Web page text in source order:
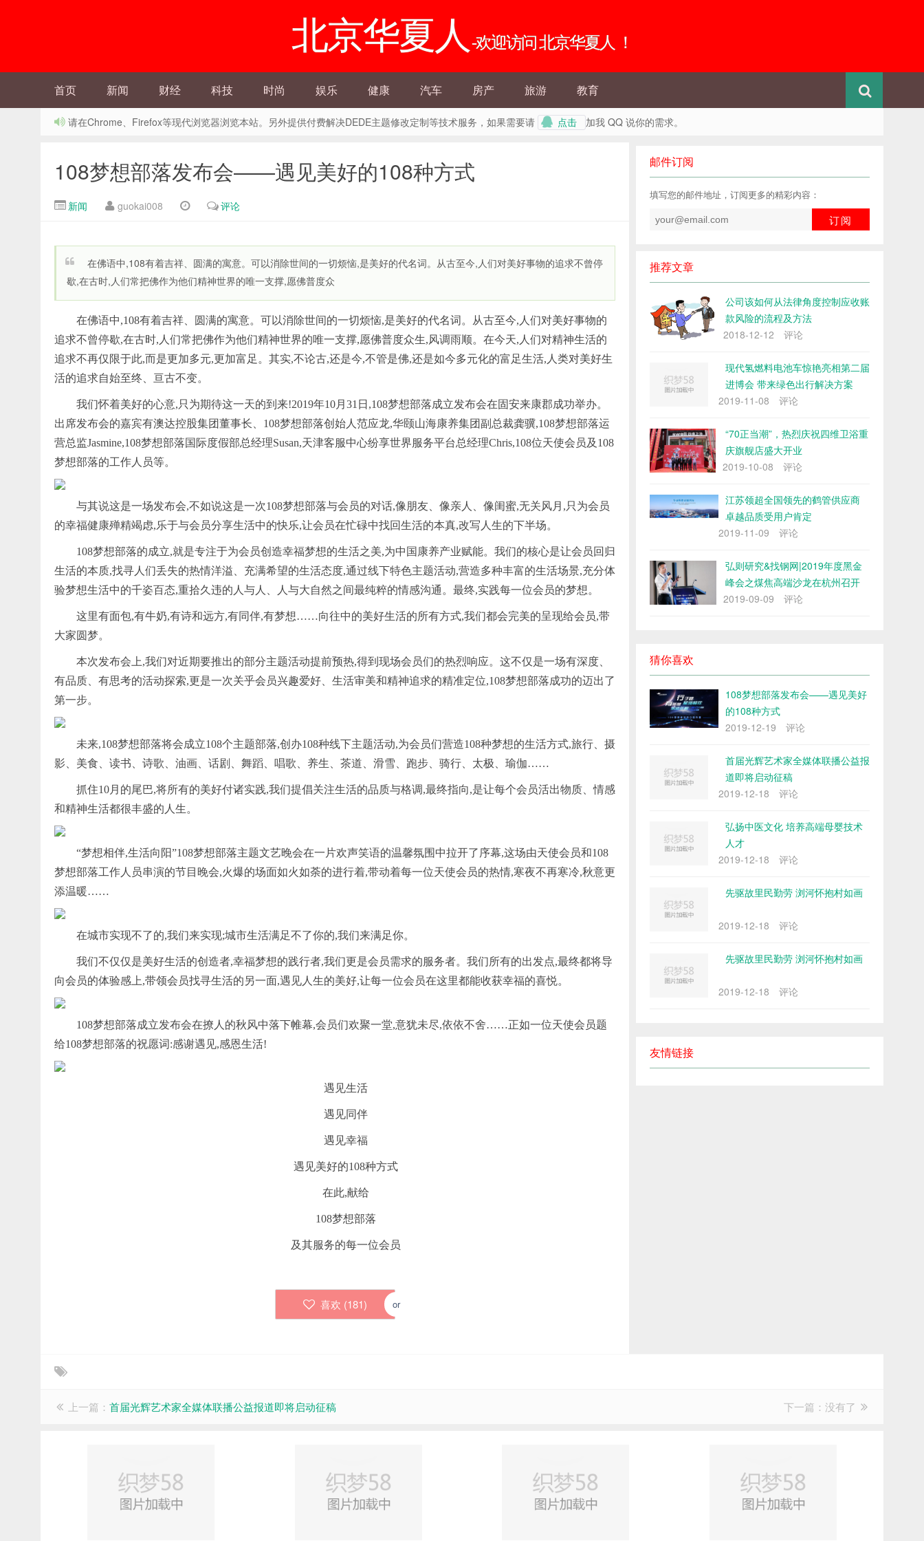
北京华夏人 -欢迎访问 北京华夏人 ！
首页 新闻 财经 科技 时尚 娱乐 健康 汽车 房产 旅游 教育
请在Chrome、Firefox等现代浏览器浏览本站。另外提供付费解决DEDE主题修改定制等技术服务，如果需要请 点击 加我 QQ 说你的需求。
108梦想部落发布会——遇见美好的108种方式
新闻 guokai008 评论
在佛语中,108有着吉祥、圆满的寓意。可以消除世间的一切烦恼,是美好的代名词。从古至今,人们对美好事物的追求不曾停
歇,在古时,人们常把佛作为他们精神世界的唯一支撑,愿佛普度众
在佛语中,108有着吉祥、圆满的寓意。可以消除世间的一切烦恼,是美好的代名词。从古至今,人们对美好事物的
追求不曾停歇,在古时,人们常把佛作为他们精神世界的唯一支撑,愿佛普度众生,风调雨顺。在今天,人们对精神生活的
追求不再仅限于此,而是更加多元,更加富足。其实,不论古,还是今,不管是佛,还是如今多元化的富足生活,人类对美好生
活的追求自始至终、亘古不变。
我们怀着美好的心意,只为期待这一天的到来!2019年10月31日,108梦想部落成立发布会在固安来康郡成功举办。
出席发布会的嘉宾有澳达控股集团董事长、108梦想部落创始人范应龙,华颐山海康养集团副总裁龚骥,108梦想部落运
营总监Jasmine,108梦想部落国际度假部总经理Susan,天津客服中心纷享世界服务平台总经理Chris,108位天使会员及108
梦想部落的工作人员等。
与其说这是一场发布会,不如说这是一次108梦想部落与会员的对话,像朋友、像亲人、像闺蜜,无关风月,只为会员
的幸福健康殚精竭虑,乐于与会员分享生活中的快乐,让会员在忙碌中找回生活的本真,改写人生的下半场。
108梦想部落的成立,就是专注于为会员创造幸福梦想的生活之美,为中国康养产业赋能。我们的核心是让会员回归
生活的本质,找寻人们丢失的热情洋溢、充满希望的生活态度,通过线下特色主题活动,营造多种丰富的生活场景,充分体
验梦想生活中的千姿百态,重拾久违的人与人、人与大自然之间最纯粹的情感沟通。最终,实践每一位会员的梦想。
这里有面包,有牛奶,有诗和远方,有同伴,有梦想……向往中的美好生活的所有方式,我们都会完美的呈现给会员,带
大家圆梦。
本次发布会上,我们对近期要推出的部分主题活动提前预热,得到现场会员们的热烈响应。这不仅是一场有深度、
有品质、有思考的活动探索,更是一次关乎会员兴趣爱好、生活审美和精神追求的精准定位,108梦想部落成功的迈出了
第一步。
未来,108梦想部落将会成立108个主题部落,创办108种线下主题活动,为会员们营造108种梦想的生活方式,旅行、摄
影、美食、读书、诗歌、油画、话剧、舞蹈、唱歌、养生、茶道、滑雪、跑步、骑行、太极、瑜伽……
抓住10月的尾巴,将所有的美好付诸实践,我们提倡关注生活的品质与格调,最终指向,是让每个会员活出物质、情感
和精神生活都很丰盛的人生。
“梦想相伴,生活向阳”108梦想部落主题文艺晚会在一片欢声笑语的温馨氛围中拉开了序幕,这场由天使会员和108
梦想部落工作人员串演的节目晚会,火爆的场面如火如荼的进行着,带动着每一位天使会员的热情,寒夜不再寒冷,秋意更
添温暖……
在城市实现不了的,我们来实现;城市生活满足不了你的,我们来满足你。
我们不仅仅是美好生活的创造者,幸福梦想的践行者,我们更是会员需求的服务者。我们所有的出发点,最终都将导
向会员的体验感上,带领会员找寻生活的另一面,遇见人生的美好,让每一位会员在这里都能收获幸福的喜悦。
108梦想部落成立发布会在撩人的秋风中落下帷幕,会员们欢聚一堂,意犹未尽,依依不舍……正如一位天使会员题
给108梦想部落的祝愿词:感谢遇见,感恩生活!
遇见生活
遇见同伴
遇见幸福
遇见美好的108种方式
在此,献给
108梦想部落
及其服务的每一位会员
喜欢 (181) or
上一篇： 首届光辉艺术家全媒体联播公益报道即将启动征稿 下一篇：没有了
邮件订阅
填写您的邮件地址，订阅更多的精彩内容：
推荐文章
公司该如何从法律角度控制应收账
款风险的流程及方法
2018-12-12
评论
现代氢燃料电池车惊艳亮相第二届
进博会 带来绿色出行解决方案
2019-11-08
评论
“70正当潮”，热烈庆祝四维卫浴重
庆旗舰店盛大开业
2019-10-08
评论
江苏领超全国领先的鹤管供应商
卓越品质受用户肯定
2019-11-09
评论
弘则研究&找钢网|2019年度黑金
峰会之煤焦高端沙龙在杭州召开
2019-09-09
评论
猜你喜欢
108梦想部落发布会——遇见美好
的108种方式
2019-12-19
评论
首届光辉艺术家全媒体联播公益报
道即将启动征稿
2019-12-18
评论
弘扬中医文化 培养高端母婴技术
人才
2019-12-18
评论
先驱故里民勤劳 浏河怀抱村如画
2019-12-18 评论
先驱故里民勤劳 浏河怀抱村如画
2019-12-18 评论
友情链接